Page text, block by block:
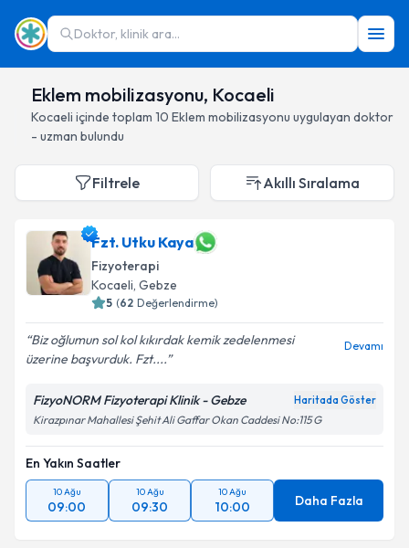
Doktor, klinik ara...
Eklem mobilizasyonu, Kocaeli
Kocaeli içinde toplam 10 Eklem mobilizasyonu uygulayan doktor
- uzman bulundu
Filtrele Akıllı Sıralama
Fzt. Utku Kaya
Fizyoterapi
Kocaeli, Gebze
5 (62 Değerlendirme)
Biz oğlumun sol kol kıkırdak kemik zedelenmesi
üzerine başvurduk. Fzt....
Devamı
FizyoNORM Fizyoterapi Klinik - Gebze Haritada Göster
Kirazpınar Mahallesi Şehit Ali Gaffar Okan Caddesi No:115 G
En Yakın Saatler
10 Ağu
09:00
10 Ağu
09:30
10 Ağu
10:00 Daha Fazla